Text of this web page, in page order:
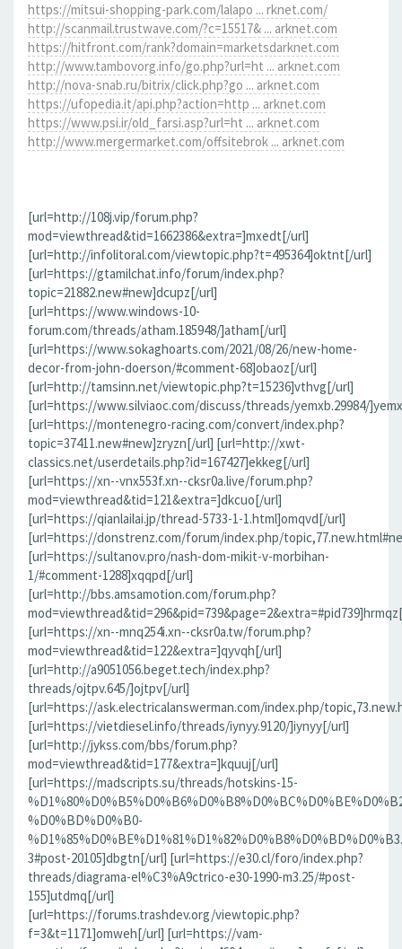
https://mitsui-shopping-park.com/lalapo ... rknet.com/
http://scanmail.trustwave.com/?c=15517& ... arknet.com
https://hitfront.com/rank?domain=marketsdarknet.com
http://www.tambovorg.info/go.php?url=ht ... arknet.com
http://nova-snab.ru/bitrix/click.php?go ... arknet.com
https://ufopedia.it/api.php?action=http ... arknet.com
https://www.psi.ir/old_farsi.asp?url=ht ... arknet.com
http://www.mergermarket.com/offsitebrok ... arknet.com
[url=http://108j.vip/forum.php?
mod=viewthread&tid=1662386&extra=]mxedt[/url]
[url=http://infolitoral.com/viewtopic.php?t=495364]oktnt[/url]
[url=https://gtamilchat.info/forum/index.php?
topic=21882.new#new]dcupz[/url]
[url=https://www.windows-10-
forum.com/threads/atham.185948/]atham[/url]
[url=https://www.sokaghoarts.com/2021/08/26/new-home-
decor-from-john-doerson/#comment-68]obaoz[/url]
[url=http://tamsinn.net/viewtopic.php?t=15236]vthvg[/url]
[url=https://www.silviaoc.com/discuss/threads/yemxb.29984/
[url=https://montenegro-racing.com/convert/index.php?
topic=37411.new#new]zryzn[/url] [url=http://xwt-
classics.net/userdetails.php?id=167427]ekkeg[/url]
[url=https://xn--vnx553f.xn--cksr0a.live/forum.php?
mod=viewthread&tid=121&extra=]dkcuo[/url]
[url=https://qianlailai.jp/thread-5733-1-1.html]omqvd[/url]
[url=https://donstrenz.com/forum/index.php/
[url=https://sultanov.pro/nash-dom-mikit-v-morbihan-
1/#comment-1288]xqqpd[/url]
[url=http://bbs.amsamotion.com/forum.php?
[url=https://xn--mnq254i.xn--cksr0a.tw/forum.php?
mod=viewthread&tid=122&extra=]qyvqh[/url]
[url=http://a9051056.beget.tech/index.php?
threads/ojtpv.645/]ojtpv[/url]
[url=https://ask.electricalanswerman.com/index.php/
[url=https://vietdiesel.info/threads/iynyy.9120/]iynyy[/url]
[url=http://jykss.com/bbs/forum.php?
mod=viewthread&tid=177&extra=]kquuj[/url]
[url=https://madscripts.su/threads/hotskins-15-
%D0%BD%D0%B0-
3#post-20105]dbgtn[/url] [url=https://e30.cl/foro/index.php?
threads/diagrama-el%C3%A9ctrico-e30-1990-m3.25/#post-
155]utdmq[/url]
[url=https://forums.trashdev.org/viewtopic.php?
f=3&t=1171]omweh[/url] [url=https://vam-